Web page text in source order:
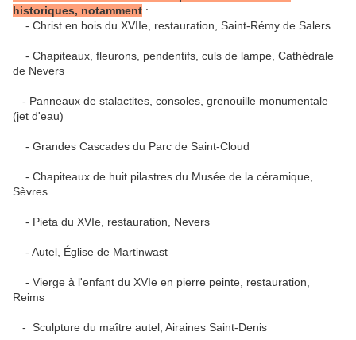
historiques, notamment :
- Christ en bois du XVIIe, restauration, Saint-Rémy de Salers.
- Chapiteaux, fleurons, pendentifs, culs de lampe, Cathédrale
de Nevers
- Panneaux de stalactites, consoles, grenouille monumentale
(jet d'eau)
- Grandes Cascades du Parc de Saint-Cloud
- Chapiteaux de huit pilastres du Musée de la céramique,
Sèvres
- Pieta du XVIe, restauration, Nevers
- Autel, Église de Martinwast
- Vierge à l'enfant du XVIe en pierre peinte, restauration,
Reims
- Sculpture du maître autel, Airaines Saint-Denis